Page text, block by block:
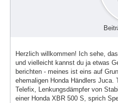
Herzlich willkommen! Ich sehe,
und vielleicht kannst du ja etwas
berichten - meines ist eins auf
ehemaligen Honda Händlers Juca.
Telefix, Lenkungsdämpfer von
einer Honda XBR 500 S, sprich